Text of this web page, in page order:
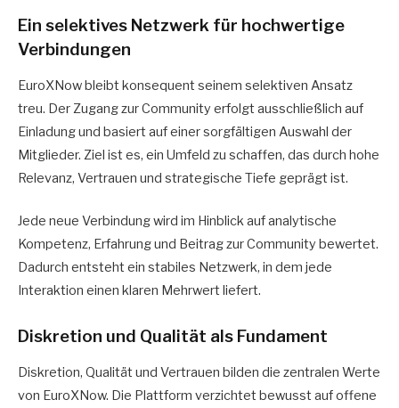
Ein selektives Netzwerk für hochwertige
Verbindungen
EuroXNow bleibt konsequent seinem selektiven Ansatz
treu. Der Zugang zur Community erfolgt ausschließlich auf
Einladung und basiert auf einer sorgfältigen Auswahl der
Mitglieder. Ziel ist es, ein Umfeld zu schaffen, das durch hohe
Relevanz, Vertrauen und strategische Tiefe geprägt ist.
Jede neue Verbindung wird im Hinblick auf analytische
Kompetenz, Erfahrung und Beitrag zur Community bewertet.
Dadurch entsteht ein stabiles Netzwerk, in dem jede
Interaktion einen klaren Mehrwert liefert.
Diskretion und Qualität als Fundament
Diskretion, Qualität und Vertrauen bilden die zentralen Werte
von EuroXNow. Die Plattform verzichtet bewusst auf offene